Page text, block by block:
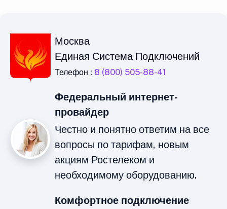
Москва
Единая Система Подключений
Телефон : 8 (800) 505-88-41
Федеральный интернет-
провайдер
Честно и понятно ответим на все
вопросы по тарифам, новым
акциям Ростелеком и
необходимому оборудованию.
Комфортное подключение